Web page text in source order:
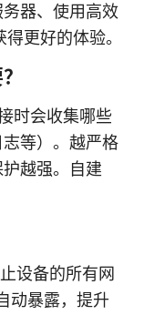
器、使用高效
更好的体验。
时会收集哪些
等）。越严格
越强。自建
设备的所有网
动暴露，提升